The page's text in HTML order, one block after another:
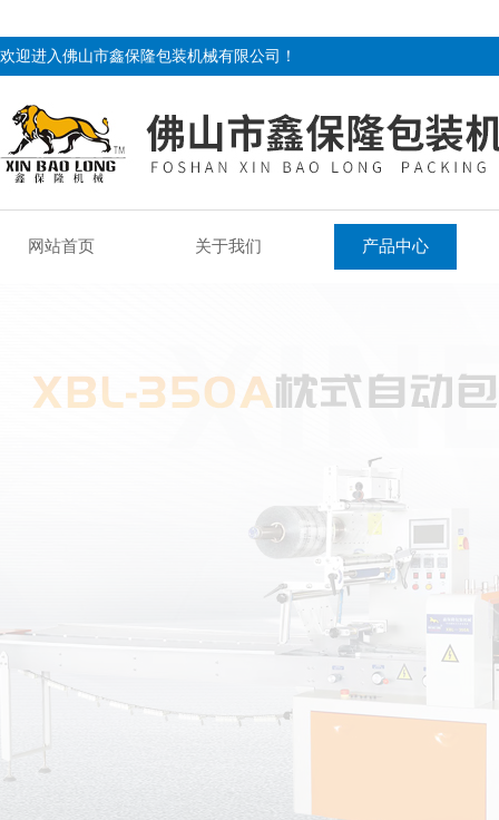
欢迎进入佛山市鑫保隆包装机械有限公司！
网站首页 关于我们 产品中心